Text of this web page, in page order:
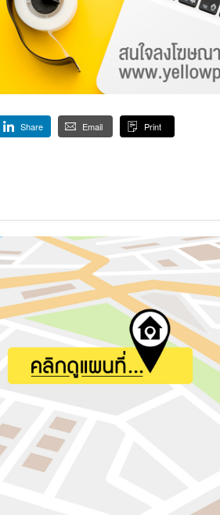
Share Email Print